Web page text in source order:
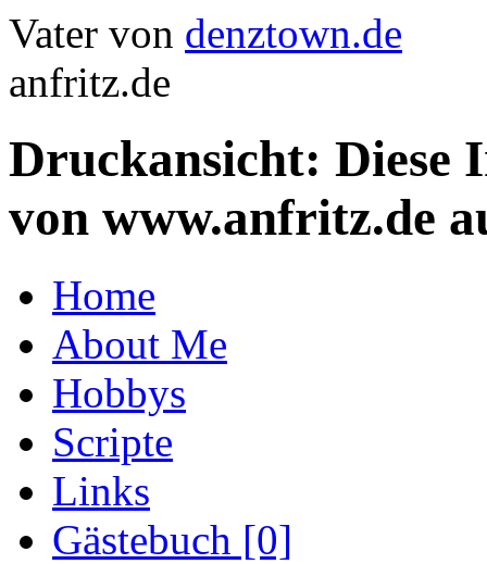
Vater von denztown.de
anfritz.de
Druckansicht: Diese
von www.anfritz.de
Home
About Me
Hobbys
Scripte
Links
Gästebuch [0]